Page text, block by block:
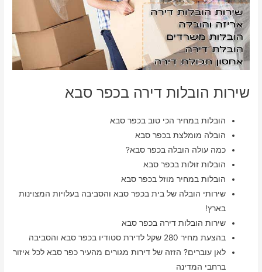
שירות הובלות דירה בכפר סבא
הובלות במחיר הכי טוב בכפר סבא
הובלה מומלצת בכפר סבא
כמה עולה הובלה בכפר סבא?
הובלות זולות בכפר סבא
הובלות במחיר מוזל בכפר סבא
שירותי הובלה של בית בכפר סבא והסביבה בעלויות המצוינות
בארץ!
שירות הובלות דירה בכפר סבא
בהצעת מחיר 280 שקל לדירת סטודיו בכפר סבא והסביבה
לאן עוברים? הזזה של דירות מגורים מהעיר כפר סבא לכל איזור
ברחבי המדינה